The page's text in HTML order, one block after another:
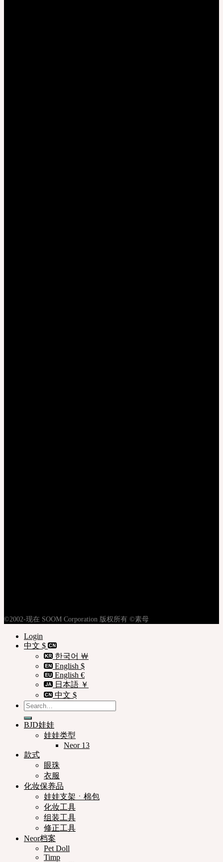
©2002-现在 SOOM Corporation 版权所有 ©素母
Login
中文 $
한국어 ￦
English $
English €
日本語 ￥
中文 $
Search
for:
BJD娃娃
娃娃类型
Neor 13
款式
眼珠
衣服
化妆保养品
娃娃支架ㆍ棉包
化妆工具
组装工具
修正工具
Neor档案
Pet Doll
Timp